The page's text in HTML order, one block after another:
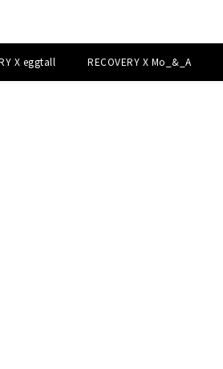
X eggtall RECOVERY X Mo_&_A